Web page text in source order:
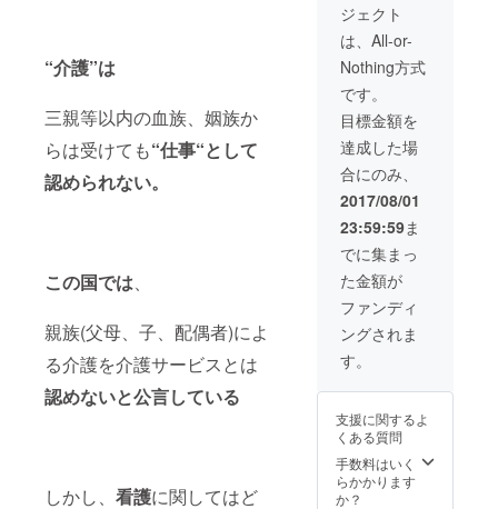
“介護”は
三親等以内の血族、姻族か
らは受けても“仕事“として
認められない。
この国では、
親族(父母、子、配偶者)によ
る介護を介護サービスとは
認めないと公言している
しかし、 看護に関してはど
ジェクト
は、All-or-
Nothing方式
です。
目標金額を
達成した場
合にのみ、
2017/08/01
23:59:59ま
でに集まっ
た金額が
ファンディ
ングされま
す。
支援に関するよ
くある質問
手数料はいく
らかかります
か？